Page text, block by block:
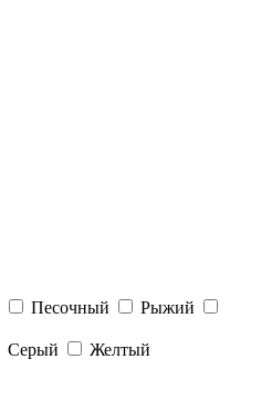
Песочный
Рыжий
Серый
Желтый